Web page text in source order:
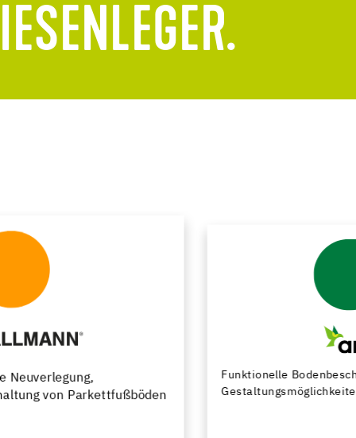
Funktionelle Bodenbeschichtungen mit vielfältigen
Gestaltungsmöglichkeiten